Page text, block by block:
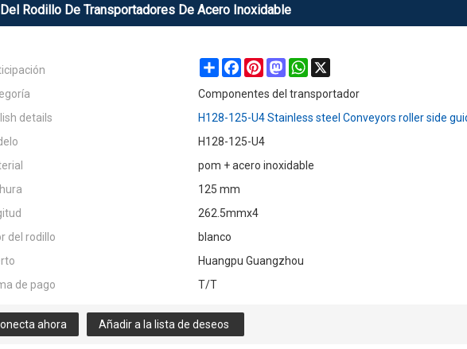
Rodillo De Transportadores De Acero Inoxidable
ShareFacebookPinterestMastodonWhatsApp
Componentes del transportador
details
H128-125-U4 Stainless steel Conveyors roller side
H128-125-U4
pom + acero inoxidable
125 mm
262.5mmx4
del rodillo
blanco
Huangpu Guangzhou
de pago
T/T
ahora Añadir a la lista de deseos